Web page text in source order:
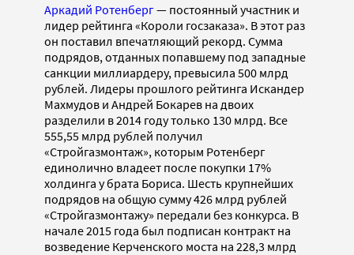
Аркадий Ротенберг— постоянный участник и
лидер рейтинга «Короли госзаказа». В этот раз
он поставил впечатляющий рекорд. Сумма
подрядов, отданных попавшему под западные
санкции миллиардеру, превысила 500 млрд
рублей. Лидеры прошлого рейтинга Искандер
Махмудов и Андрей Бокарев на двоих
разделили в 2014 году только 130 млрд. Все
555,55 млрд рублей получил
«Стройгазмонтаж», которым Ротенберг
единолично владеет после покупки 17%
холдинга у брата Бориса. Шесть крупнейших
подрядов на общую сумму 426 млрд рублей
«Стройгазмонтажу» передали без конкурса. В
начале 2015 года был подписан контракт на
возведение Керченского моста на 228,3 млрд